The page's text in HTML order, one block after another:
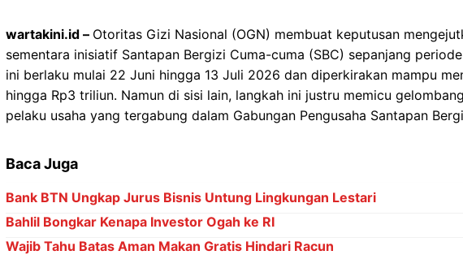
wartakini.id – Otoritas Gizi Nasional (OGN) membuat keputusan
sementara inisiatif Santapan Bergizi Cuma-cuma (SBC) sepanjang
ini berlaku mulai 22 Juni hingga 13 Juli 2026 dan diperkirakan mampu
hingga Rp3 triliun. Namun di sisi lain, langkah ini justru memicu
pelaku usaha yang tergabung dalam Gabungan Pengusaha Santapan
Baca Juga
Bank BTN Ungkap Jurus Bisnis Untung Lingkungan Lestari
Bahlil Bongkar Kenapa Investor Ogah ke RI
Wajib Tahu Batas Aman Makan Gratis Hindari Racun